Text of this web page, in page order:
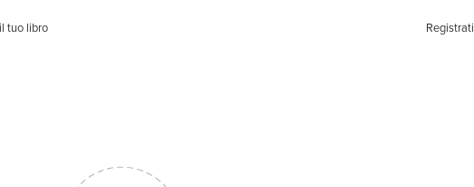
tuo libro Registrati